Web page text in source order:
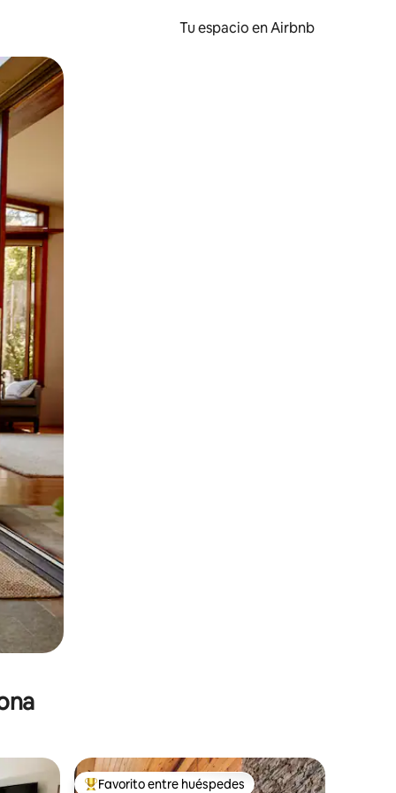
Tu espacio en Airbnb
tocando y deslizando la pantalla.
Favorito entre huéspedes